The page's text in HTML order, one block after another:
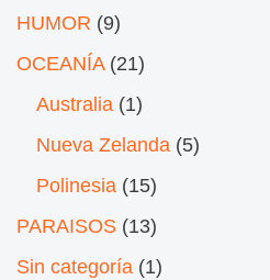
HUMOR (9)
OCEANÍA(21)
Australia (1)
Nueva Zelanda (5)
Polinesia (15)
PARAISOS (13)
Sin categoría (1)